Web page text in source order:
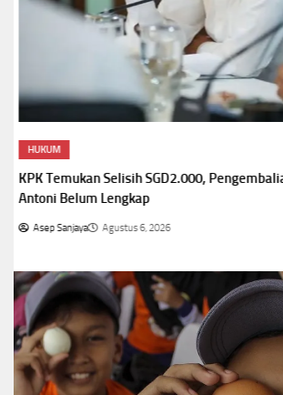
HUKUM
KPK Temukan Selisih SGD2.000,
Antoni Belum Lengkap
Asep Sanjaya Agustus 6, 2026